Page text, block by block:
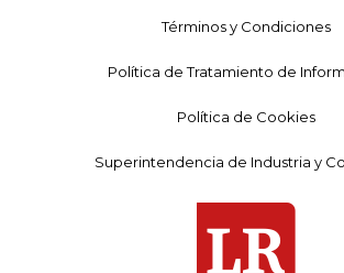
Términos y Condiciones
Política de Tratamiento de
Política de Cookies
Superintendencia de Industria y